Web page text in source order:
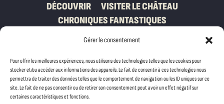
Gérer le consentement
Pour offrir les meilleures expériences, nous utilisons des technologies telles que les cookies pour
stocker et/ou accéder aux informations des appareils. Le fait de consentir à ces technologies nous
permettra de traiter des données telles que le comportement de navigation ou les ID uniques sur ce
site. Le fait de ne pas consentir ou de retirer son consentement peut avoir un effet négatif sur
certaines caractéristiques et fonctions.
DÉCOUVRIR
VISITER LE CHÂTEAU
CHRONIQUES FANTASTIQUES
ACTIVITÉS NATURE